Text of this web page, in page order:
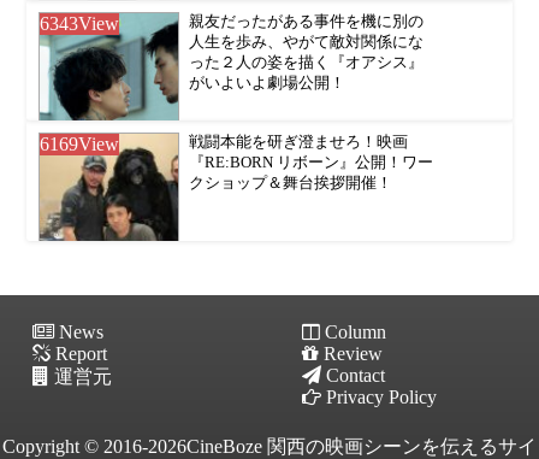
6343View
親友だったがある事件を機に別の
人生を歩み、やがて敵対関係にな
った２人の姿を描く『オアシス』
がいよいよ劇場公開！
6169View
戦闘本能を研ぎ澄ませろ！映画
『RE:BORN リボーン』公開！ワー
クショップ＆舞台挨拶開催！
News
Column
Report
Review
運営元
Contact
Privacy Policy
Copyright © 2016-2026CineBoze 関西の映画シーンを伝えるサイ